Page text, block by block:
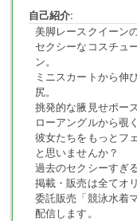
ム。
韓国のソウルオートサロ
イベントコンパニオンと
象です。
・1本目（前半）
ヌメッとした独特の質感
高密度と強い光沢が薄さ
東京オートサロンや大阪
ントを再現するために
スポットライトのような
した。
自己紹介:
美脚レースクイーン
セクシーなコスチュ
ン。
ミニスカートから伸
尻。
挑発的な腋見せポー
ローアングルから覗
彼女たちをもっとフ
と思いませんか？
過去のセクシーすぎ
掲載・販売は全てオ
委託販売「競泳水着
配信します。